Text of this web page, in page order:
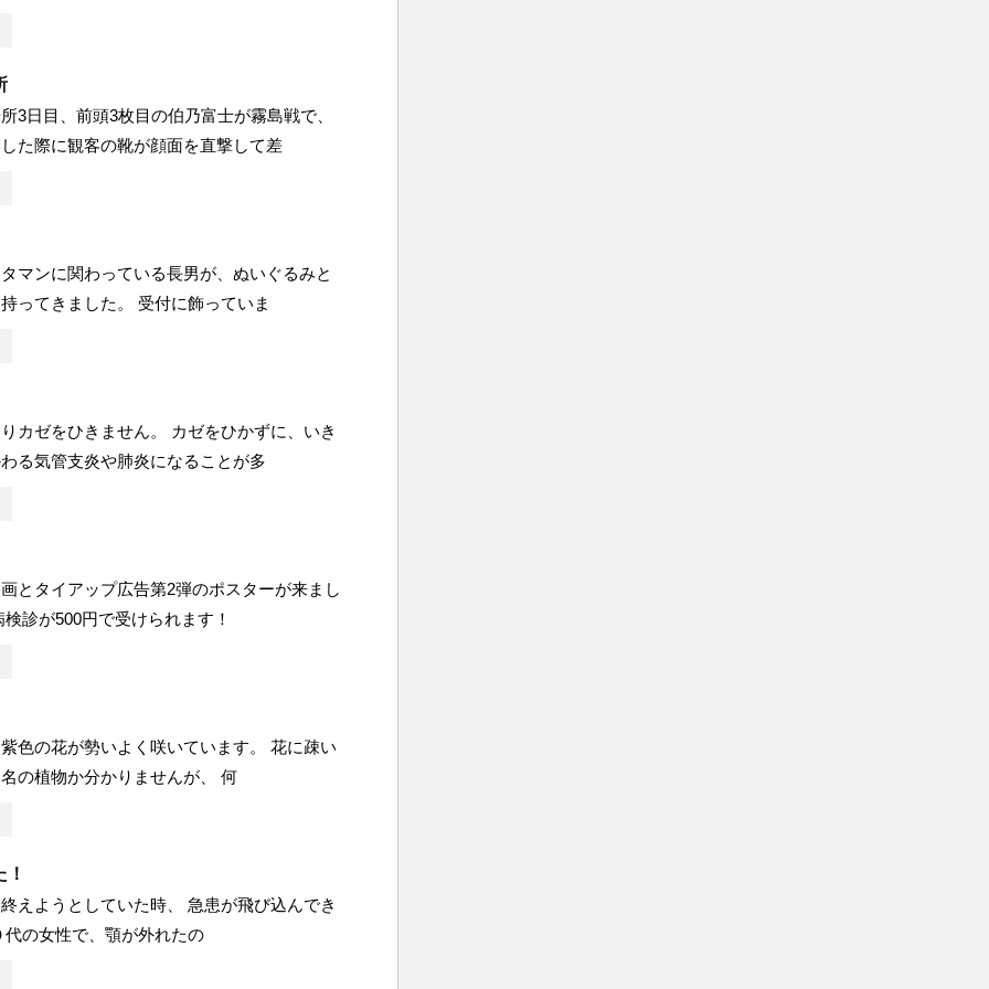
3日目、前頭3枚目の伯乃富士が霧島戦で、
た際に観客の靴が顔面を直撃して差
マンに関わっている長男が、ぬいぐるみと
ってきました。 受付に飾っていま
カゼをひきません。 カゼをひかずに、いき
る気管支炎や肺炎になることが多
とタイアップ広告第2弾のポスターが来まし
診が500円で受けられます！
色の花が勢いよく咲いています。 花に疎い
の植物か分かりませんが、 何
えようとしていた時、 急患が飛び込んでき
代の女性で、顎が外れたの